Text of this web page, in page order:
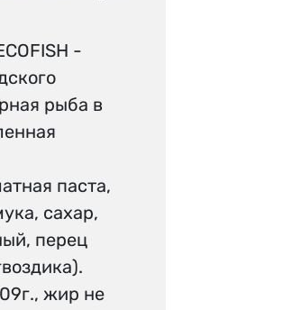
-
рыба в
паста,
сахар,
перец
жир не